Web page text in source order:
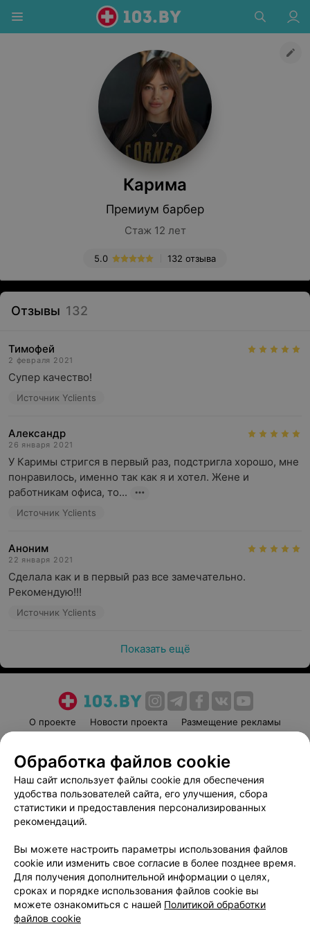
Карима
Премиум барбер
Стаж 12 лет
132 отзыва
5.0
Отзывы 132
Тимофей
2 февраля 2021
Супер качество!
Источник Yclients
Александр
26 января 2021
У Каримы стригся в первый раз, подстригла хорошо, мне
понравилось, именно так как я и хотел. Жене и
работникам офиса, то...
Источник Yclients
Аноним
22 января 2021
Сделала как и в первый раз все замечательно.
Рекомендую!!!
Источник Yclients
Показать ещё
О проекте Новости проекта
Размещение рекламы
Пользовательское соглашение
Способы оплаты
Вакансии
Партнеры
Написать руководителю 103.by
Обработка персональных данных
Обработка файлов cookie
Наш сайт использует файлы cookie для обеспечения
удобства пользователей сайта, его улучшения, сбора
статистики и предоставления персонализированных
рекомендаций.
Вы можете настроить параметры использования файлов
cookie или изменить свое согласие в более позднее время.
Для получения дополнительной информации о целях,
сроках и порядке использования файлов cookie вы
можете ознакомиться с нашей Политикой обработки
файлов cookie